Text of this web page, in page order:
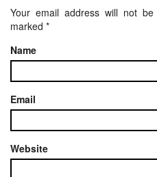
Your email address will not be
marked *
Name
Email
Website